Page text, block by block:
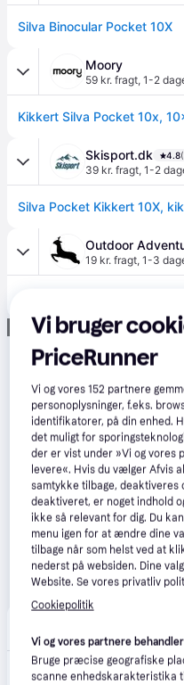
Silva Binocular Pocket 10X
Moory
59 kr. fragt, 1-2
Kikkert Silva Pocket 10x,
Skisport.dk 4.8
39 kr. fragt, 1-2
Silva Pocket Kikkert 10X,
Outdoor
19 kr. fragt, 1-3
Annonce
39 kr. fragt,1-3
Silva Pocket 10x25, One
Vi bruger
PriceRunner
Vi og vores152 partnere
personoplysninger, f.eks.
identifikatorer, på din enhed.
det muligt for
der er vist under »Vi og vores
levere«. Hvis du vælger Afvis
samtykke tilbage, deaktiveres
deaktiveret, er noget indhold
ikke så relevant for dig. Du
menu igen for at ændre dine
tilbage når som helst ved at
nederst på websiden. Dine
Website. Se vores privatliv
Cookiepolitik
Vi og vores partnere
Bruge præcise geografiske
scanne enhedskarakteristika